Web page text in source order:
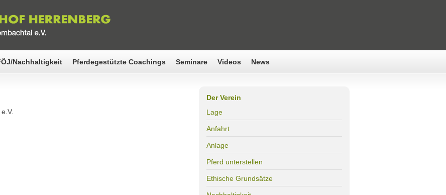
Nachhaltigkeit Pferdegestützte Coachings Seminare Videos News
Der Verein
Lage
Anfahrt
Anlage
Pferd unterstellen
Ethische Grundsätze